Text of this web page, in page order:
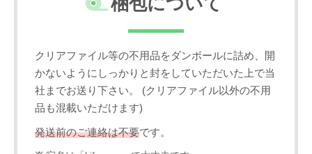
クリアファイル等の不用品をダンボールに詰め、開
かないようにしっかりと封をしていただいた上で当
社までお送り下さい。 (クリアファイル以外の不用
品も混載いただけます)
発送前のご連絡は不要です。